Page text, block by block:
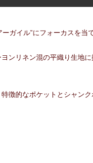
ガイル”にフォーカスを当
ンリネン混の平織り生地
徴的なポケットとシャン